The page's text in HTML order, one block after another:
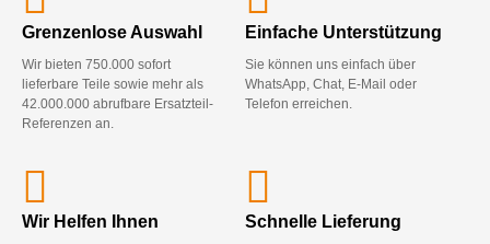
Grenzenlose Auswahl
Wir bieten 750.000 sofort
lieferbare Teile sowie mehr als
42.000.000 abrufbare Ersatzteil-
Referenzen an.
Einfache Unterstützung
Sie können uns einfach über
WhatsApp, Chat, E-Mail oder
Telefon erreichen.
Wir Helfen Ihnen Schnelle Lieferung